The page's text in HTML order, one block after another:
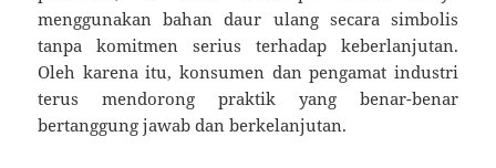
menggunakan bahan daur ulang secara simbolis
tanpa komitmen serius terhadap keberlanjutan.
Oleh karena itu, konsumen dan pengamat industri
terus mendorong praktik yang benar-benar
bertanggung jawab dan berkelanjutan.